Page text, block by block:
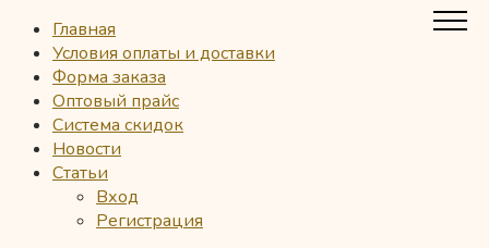
Главная
Условия оплаты и доставки
Форма заказа
Оптовый прайс
Система скидок
Новости
Статьи
Вход
Регистрация